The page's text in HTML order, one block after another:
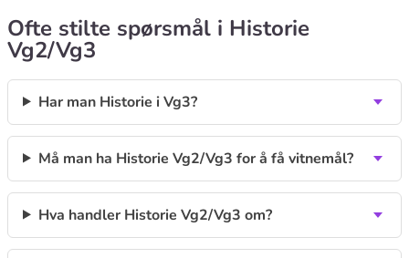
Ofte stilte spørsmål i Historie
Vg2/Vg3
Har man Historie i Vg3?
Må man ha Historie Vg2/Vg3 for å få vitnemål?
Hva handler Historie Vg2/Vg3 om?